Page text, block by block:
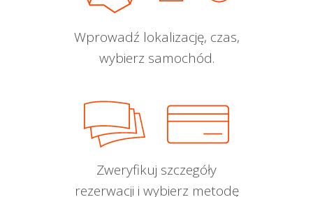
Wprowadź lokalizację, czas,
wybierz samochód.
Zweryfikuj szczegóły
rezerwacji i wybierz metodę